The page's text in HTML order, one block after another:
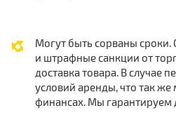
Могут быть сорваны сроки.
и штрафные санкции от
доставка товара. В случае
условий аренды, что так же
финансах. Мы гарантируем